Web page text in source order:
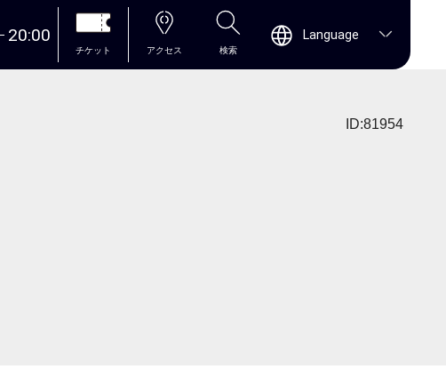
20:00
チケット アクセス 検索
Language
ID:81954